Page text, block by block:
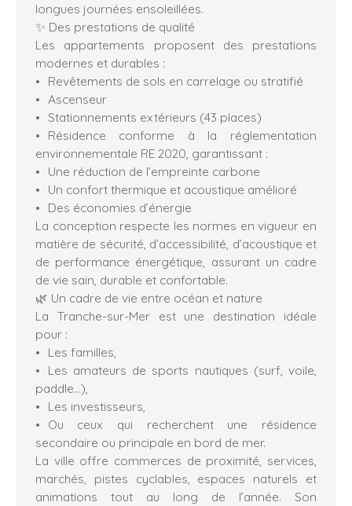
longues journées ensoleillées.
✨ Des prestations de qualité
Les appartements proposent des prestations
modernes et durables :
Revêtements de sols en carrelage ou stratifié
Ascenseur
Stationnements extérieurs (43 places)
Résidence conforme à la réglementation
environnementale RE 2020, garantissant :
Une réduction de l’empreinte carbone
Un confort thermique et acoustique amélioré
Des économies d’énergie
La conception respecte les normes en vigueur en
matière de sécurité, d’accessibilité, d’acoustique et
de performance énergétique, assurant un cadre
de vie sain, durable et confortable.
🌿 Un cadre de vie entre océan et nature
La Tranche-sur-Mer est une destination idéale
pour :
Les familles,
Les amateurs de sports nautiques (surf, voile,
paddle…),
Les investisseurs,
Ou ceux qui recherchent une résidence
secondaire ou principale en bord de mer.
La ville offre commerces de proximité, services,
marchés, pistes cyclables, espaces naturels et
animations tout au long de l’année. Son